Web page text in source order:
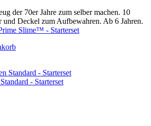
der 70er Jahre zum selber machen. 10
und Deckel zum Aufbewahren. Ab 6 Jahren.
Slime™ - Starterset
- Starterset